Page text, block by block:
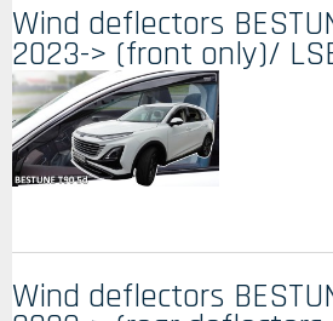
Wind deflectors
2023-> (front only)/
Wind deflectors